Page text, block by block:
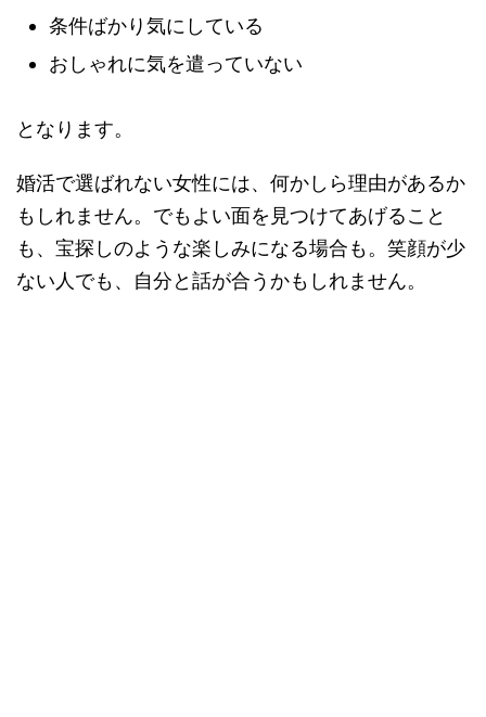
条件ばかり気にしている
おしゃれに気を遣っていない
となります。
婚活で選ばれない女性には、何かしら理由があるか
もしれません。でもよい面を見つけてあげること
も、宝探しのような楽しみになる場合も。笑顔が少
ない人でも、自分と話が合うかもしれません。